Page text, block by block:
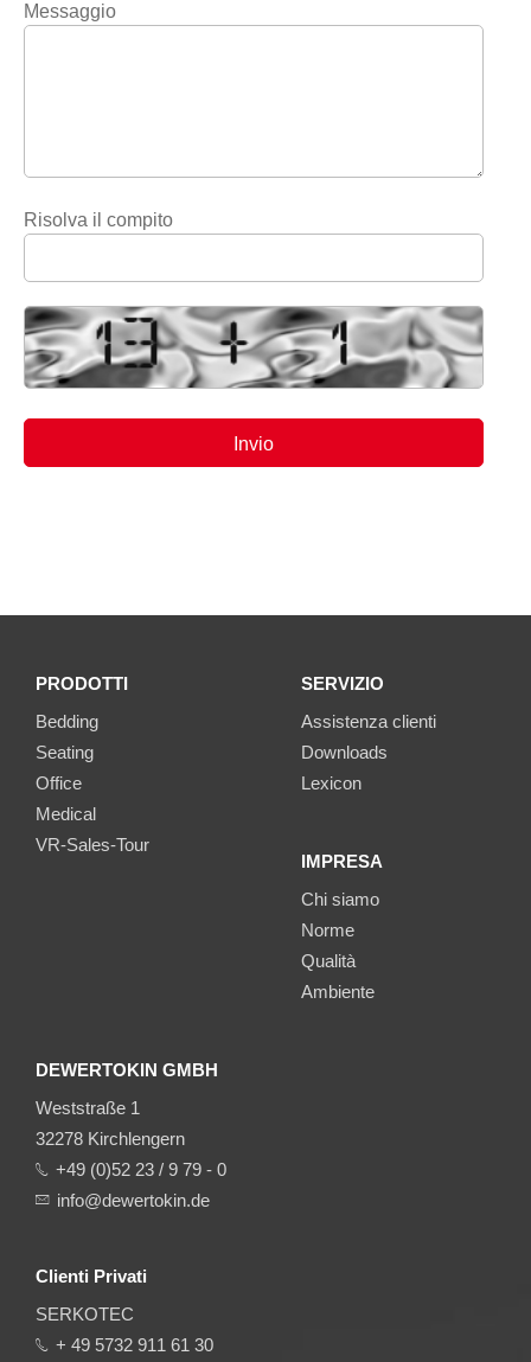
Messaggio
Risolva il compito
PRODOTTI
Bedding
Seating
Office
Medical
VR-Sales-Tour
SERVIZIO
Assistenza clienti
Downloads
Lexicon
IMPRESA
Chi siamo
Norme
Qualità
Ambiente
DEWERTOKIN GMBH
Weststraße 1
32278 Kirchlengern
+49 (0)52 23 / 9 79 - 0
info@dewertokin.de
Clienti Privati
SERKOTEC
+ 49 5732 911 61 30